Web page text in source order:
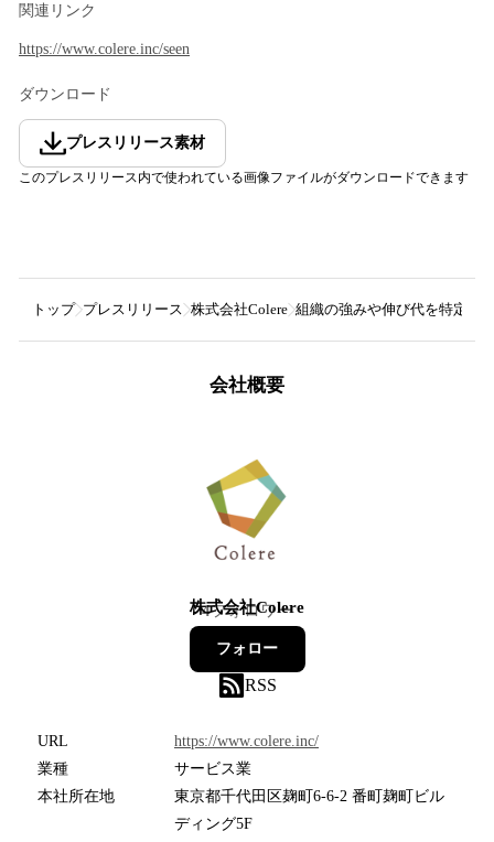
関連リンク
https://www.colere.inc/seen
ダウンロード
プレスリリース素材
このプレスリリース内で使われている画像ファイルがダウンロードできます
トップ プレスリリース 株式会社Colere 組織の強みや伸び代を特定し
会社概要
株式会社Colere
4フォロワー
フォロー
RSS
URL
https://www.colere.inc/
業種
サービス業
本社所在地
東京都千代田区麹町6-6-2 番町麹町ビル
ディング5F